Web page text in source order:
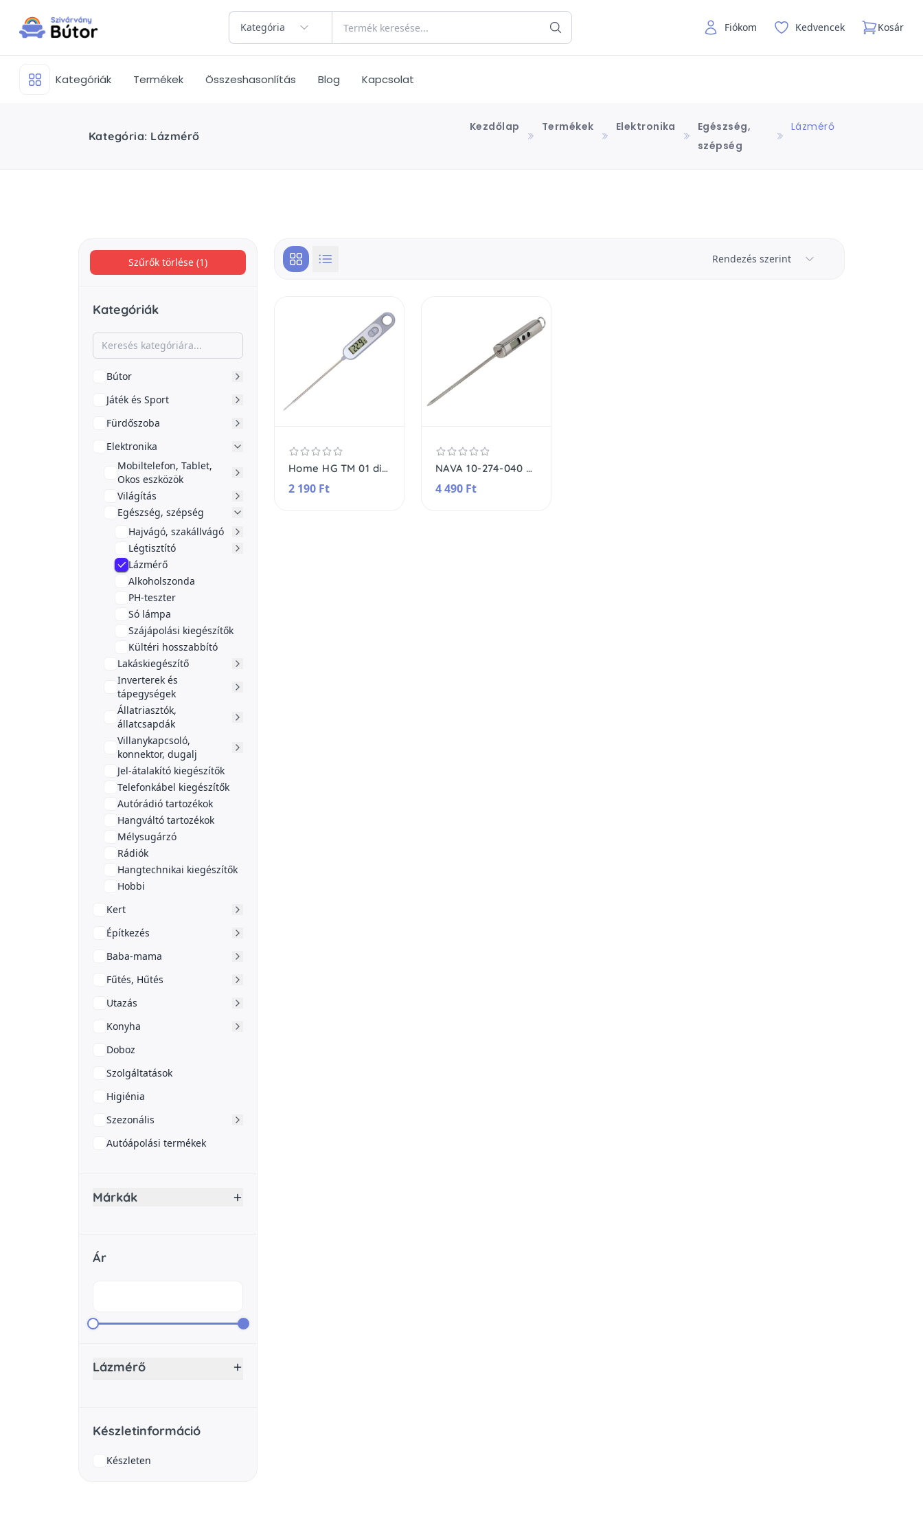
Kategória Fiókom Kedvencek Kosár
Kategóriák Termékek Összeshasonlítás Blog Kapcsolat
Kategória: Lázmérő
Kezdőlap Termékek Elektronika
Egészség,
szépség
Lázmérő
Szűrők törlése (1)
Kategóriák
Bútor
Játék és Sport
Fürdőszoba
Elektronika
Mobiltelefon, Tablet,
Okos eszközök
Világítás
Egészség, szépség
Hajvágó, szakállvágó
Légtisztító
Lázmérő
Alkoholszonda
PH-teszter
Só lámpa
Szájápolási kiegészítők
Kültéri hosszabbító
Lakáskiegészítő
Inverterek és
tápegységek
Állatriasztók,
állatcsapdák
Villanykapcsoló,
konnektor, dugalj
Jel-átalakító kiegészítők
Telefonkábel kiegészítők
Autórádió tartozékok
Hangváltó tartozékok
Mélysugárzó
Rádiók
Hangtechnikai kiegészítők
Hobbi
Kert
Építkezés
Baba-mama
Fűtés, Hűtés
Utazás
Konyha
Doboz
Szolgáltatások
Higiénia
Szezonális
Autóápolási termékek
Márkák
Ár
Lázmérő
Készletinformáció
Készleten
Rendezés szerint
Home HG TM 01 digitális maghőmérő, méréshatár -50°C - +300°C, 15 cm-es mérőszonda
2 190 Ft
NAVA 10-274-040 Acer digitális maghőmérő, 22 cm, LCD kijelző, rozsdamentes acél, -30 °C - 250 °C, 1 x 1.5V LR44
4 490 Ft